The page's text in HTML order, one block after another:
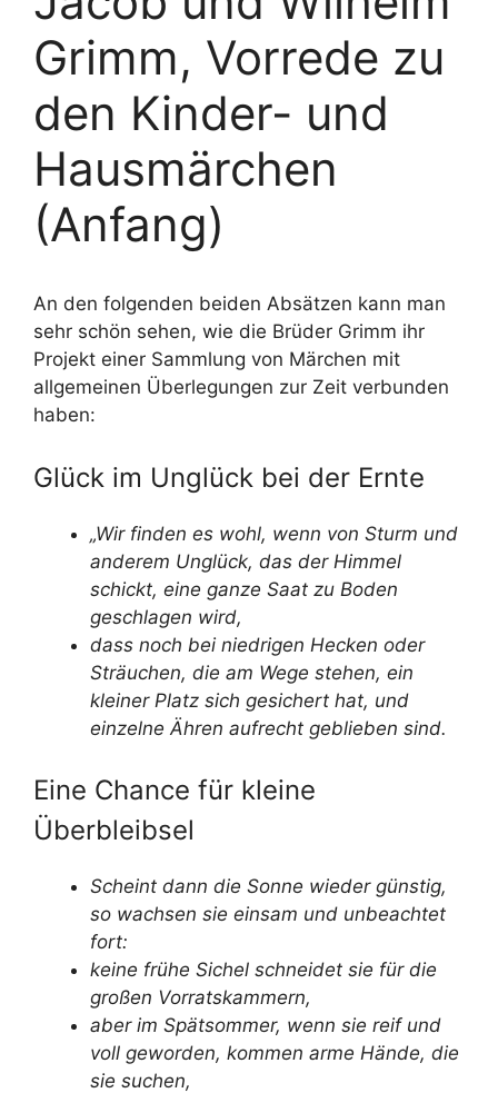
Grimm, Vorrede zu
den Kinder- und
Hausmärchen
(Anfang)
An den folgenden beiden Absätzen kann man
sehr schön sehen, wie die Brüder Grimm ihr
Projekt einer Sammlung von Märchen mit
allgemeinen Überlegungen zur Zeit verbunden
haben:
Glück im Unglück bei der Ernte
„Wir finden es wohl, wenn von Sturm und
anderem Unglück, das der Himmel
schickt, eine ganze Saat zu Boden
geschlagen wird,
dass noch bei niedrigen Hecken oder
Sträuchen, die am Wege stehen, ein
kleiner Platz sich gesichert hat, und
einzelne Ähren aufrecht geblieben sind.
Eine Chance für kleine
Überbleibsel
Scheint dann die Sonne wieder günstig,
so wachsen sie einsam und unbeachtet
fort:
keine frühe Sichel schneidet sie für die
großen Vorratskammern,
aber im Spätsommer, wenn sie reif und
voll geworden, kommen arme Hände, die
sie suchen,